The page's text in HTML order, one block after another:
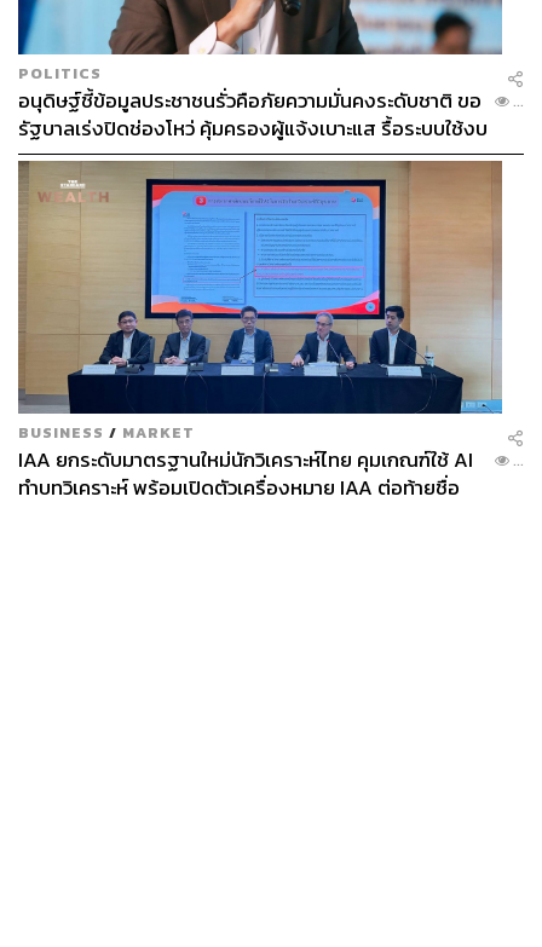
ABOUT THE AUTHOR
สรสิช ลีลานุกิจ
Content Creator THE STANDARD WEALTH
ผู้สนใจในการเขียนเกี่ยวกับเศรษฐกิจและการ
ลงทุนต่างประเทศ, ชื่นชอบการถ่ายทอดข้อมูล
และเรียนรู้สิ่งใหม่
POLITICS
อนุดิษฐ์ชี้ข้อมูลประชาชนรั่วคือภัยความมั่นคงระดับชาติ ขอ
รัฐบาลเร่งปิดช่องโหว่ คุ้มครองผู้แจ้งเบาะแส รื้อระบบใช้งบ
ไซเบอร์
...
BUSINESS / MARKET
IAA ยกระดับมาตรฐานใหม่นักวิเคราะห์ไทย คุมเกณฑ์ใช้ AI
ทำบทวิเคราะห์ พร้อมเปิดตัวเครื่องหมาย IAA ต่อท้ายชื่อ
...